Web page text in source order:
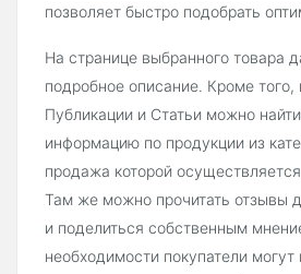
позволяет быстро подобрать
На странице выбранного товара
подробное описание. Кроме того,
Публикации и Статьи можно
информацию по продукции из
продажа которой
Там же можно прочитать отзывы
и поделиться собственным
необходимости покупатели могут